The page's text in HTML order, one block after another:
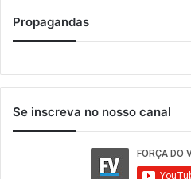
Propagandas
Se inscreva no nosso canal